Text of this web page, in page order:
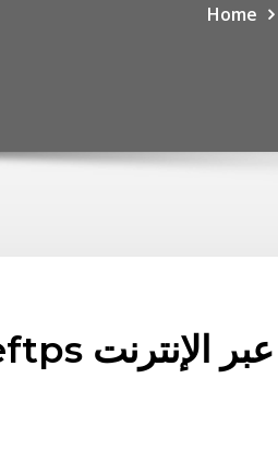
Home
ورقة عمل eftps عبر الإنترنت